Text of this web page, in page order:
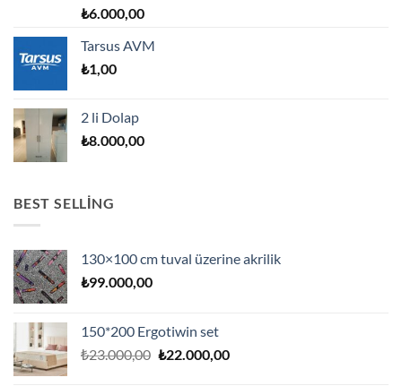
₺6.000,00
Tarsus AVM
₺1,00
2 li Dolap
₺8.000,00
BEST SELLING
130×100 cm tuval üzerine akrilik
₺99.000,00
150*200 Ergotiwin set
₺23.000,00 Orijinal
₺22.000,00Şu